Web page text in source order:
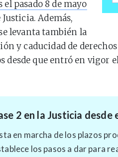
pasado 8 de mayo
Además,
levanta también la
y caducidad de
desde que entró en vigor
2 en la Justicia desde
en marcha de los plazos
los pasos a dar para